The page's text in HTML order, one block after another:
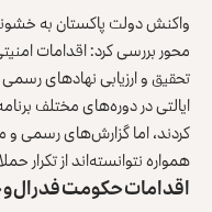
واکنش دولت پاکستان به
محور بررسی کرد: اقدامات
تحقیق و ارزیابی نهادهای
ایالتی در دوره‌های مختلف
کردند، اما گزارش‌های رسمی
همواره نتوانسته‌اند از تکرار
اقدامات حکومت فدرال